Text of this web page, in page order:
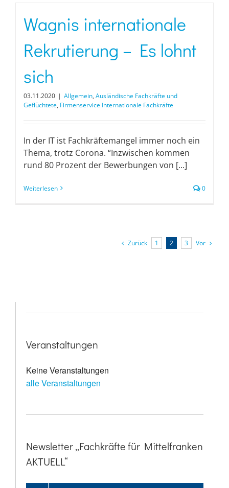
Wagnis internationale
Rekrutierung – Es lohnt
sich
03.11.2020 | Allgemein, Ausländische Fachkräfte und
Geflüchtete, Firmenservice Internationale Fachkräfte
In der IT ist Fachkräftemangel immer noch ein
Thema, trotz Corona. “Inzwischen kommen
rund 80 Prozent der Bewerbungen von [...]
Weiterlesen 0
Zurück 1 2 3 Vor
Veranstaltungen
Keine Veranstaltungen
alle Veranstaltungen
Newsletter „Fachkräfte für Mittelfranken
AKTUELL“